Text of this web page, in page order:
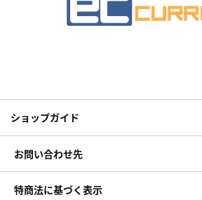
ショップガイド
お問い合わせ先
特商法に基づく表示